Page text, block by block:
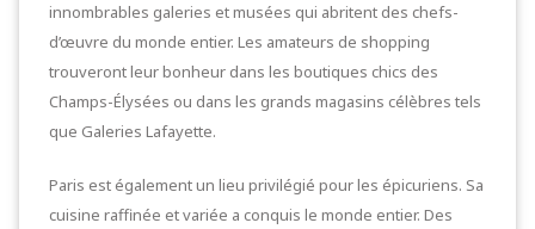
innombrables galeries et musées qui abritent des chefs-
d’œuvre du monde entier. Les amateurs de shopping
trouveront leur bonheur dans les boutiques chics des
Champs-Élysées ou dans les grands magasins célèbres tels
que Galeries Lafayette.
Paris est également un lieu privilégié pour les épicuriens. Sa
cuisine raffinée et variée a conquis le monde entier. Des